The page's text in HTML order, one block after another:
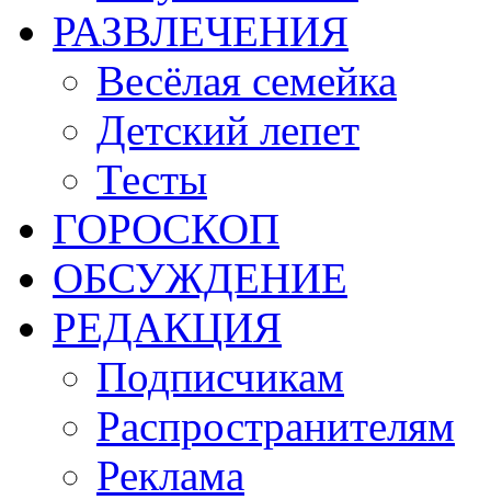
РАЗВЛЕЧЕНИЯ
Весёлая семейка
Детский лепет
Тесты
ГОРОСКОП
ОБСУЖДЕНИЕ
РЕДАКЦИЯ
Подписчикам
Распространителям
Реклама